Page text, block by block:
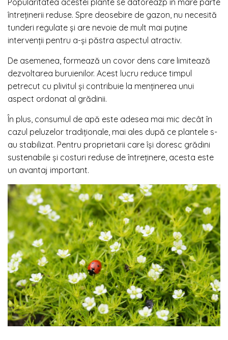
întreținerii reduse. Spre deosebire de gazon, nu necesită
tunderi regulate și are nevoie de mult mai puține
intervenții pentru a-și păstra aspectul atractiv.
De asemenea, formează un covor dens care limitează
dezvoltarea buruienilor. Acest lucru reduce timpul
petrecut cu plivitul și contribuie la menținerea unui
aspect ordonat al grădinii.
În plus, consumul de apă este adesea mai mic decât în
cazul peluzelor tradiționale, mai ales după ce plantele s-
au stabilizat. Pentru proprietarii care își doresc grădini
sustenabile și costuri reduse de întreținere, acesta este
un avantaj important.